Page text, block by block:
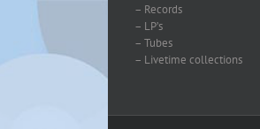
– Records
– LP’s
– Tubes
– Livetime collections